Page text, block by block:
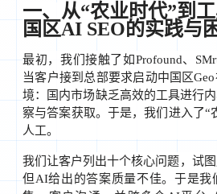
一、从“农业时代”到
国区AI SEO的实践与
最初，我们接触了如Profound、
当客户接到总部要求启动中国区
境：国内市场缺乏高效的工具进行
察与答案获取。于是，我们进入了
人工。
我们让客户列出十个核心问题，试
但AI给出的答案质量不佳。于是我